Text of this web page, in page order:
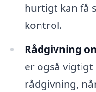
hurtigt kan få
kontrol.
Rådgivning
er også
rådgivning,